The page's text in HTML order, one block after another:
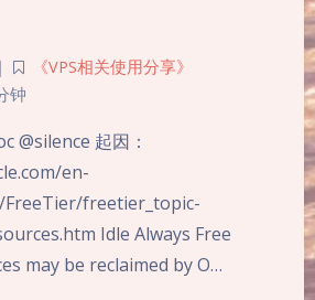
|
《VPS相关使用分享》
钟
@silence 起因：
en-
freetier_topic-
Idle Always Free
may be reclaimed by O…